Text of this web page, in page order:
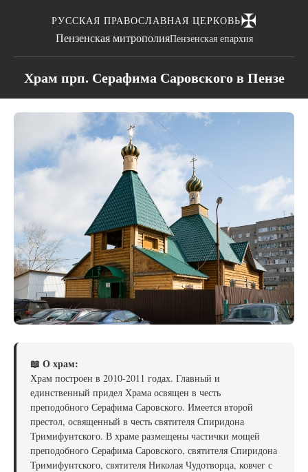
РУССКАЯ ПРАВОСЛАВНАЯ ЦЕРКОВЬ✠
Пензенская митрополияПензенская епархия
Храм прп. Серафима Саровского в Пензе
📖 О храм:
Храм построен в 2010-2011 годах. Главный и
единственный придел Храма освящен в честь
преподобного Серафима Саровского. Имеется второй
престол, освященный в честь святителя Спиридона
Тримифунтского. В храме размещены частички мощей
преподобного Серафима Саровского, святителя Спиридона
Тримифунтского, святителя Николая Чудотворца, ковчег с